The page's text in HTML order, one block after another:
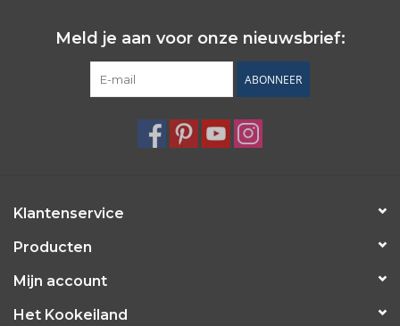
Meld je aan voor onze nieuwsbrief:
ABONNEER
Klantenservice
Producten
Mijn account
Het Kookeiland